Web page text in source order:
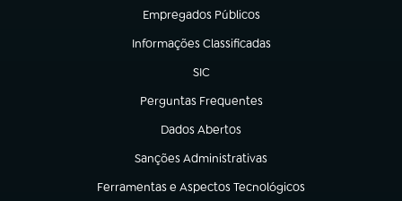
Empregados Públicos
(abre em nova aba)
Informações Classificadas
(abre em nova aba)
SIC
(abre em nova aba)
Perguntas Frequentes
(abre em nova aba)
Dados Abertos
(abre em nova aba)
Sanções Administrativas
(abre em nova aba)
Ferramentas e Aspectos Tecnológicos
(abre em nova aba)